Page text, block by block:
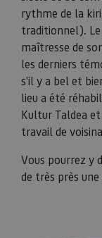
rythme de la
traditionnel). Le
maîtresse de
les derniers
s'il y a bel et
lieu a été
Kultur Taldea
travail de
Vous pourrez y
de très près une